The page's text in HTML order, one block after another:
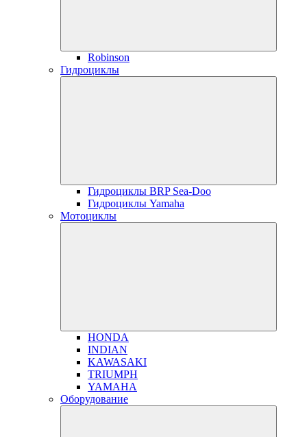
Robinson
Гидроциклы
Гидроциклы BRP Sea-Doo
Гидроциклы Yamaha
Мотоциклы
HONDA
INDIAN
KAWASAKI
TRIUMPH
YAMAHA
Оборудование